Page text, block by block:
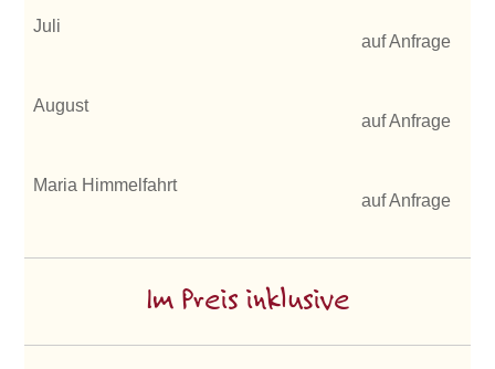
Juli
auf Anfrage
August
auf Anfrage
Maria Himmelfahrt
auf Anfrage
Im Preis inklusive